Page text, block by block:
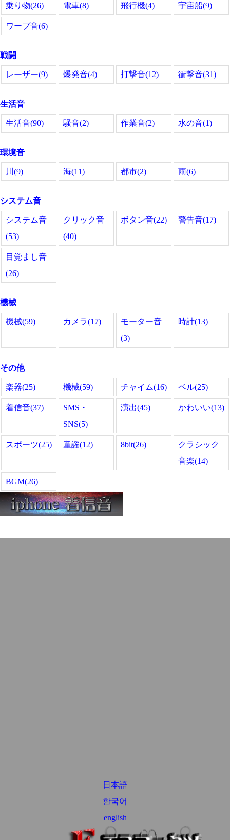
乗り物(26) 電車(8) 飛行機(4) 宇宙船(9)
ワープ音(6)
戦闘
レーザー(9) 爆発音(4) 打撃音(12) 衝撃音(31)
生活音
生活音(90) 騒音(2) 作業音(2) 水の音(1)
環境音
川(9) 海(11) 都市(2) 雨(6)
システム音
システム音
(53)
クリック音
(40)
ボタン音(22) 警告音(17)
目覚まし音
(26)
機械
機械(59) カメラ(17)
モーター音
(3)
時計(13)
その他
楽器(25) 機械(59) チャイム(16) ベル(25)
着信音(37)
SMS・
SNS(5)
演出(45) かわいい(13)
スポーツ(25) 童謡(12) 8bit(26)
クラシック
音楽(14)
BGM(26)
日本語
한국어
english